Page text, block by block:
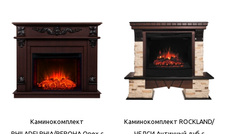
Каминокомплект
Каминокомплект ROCKLAND/